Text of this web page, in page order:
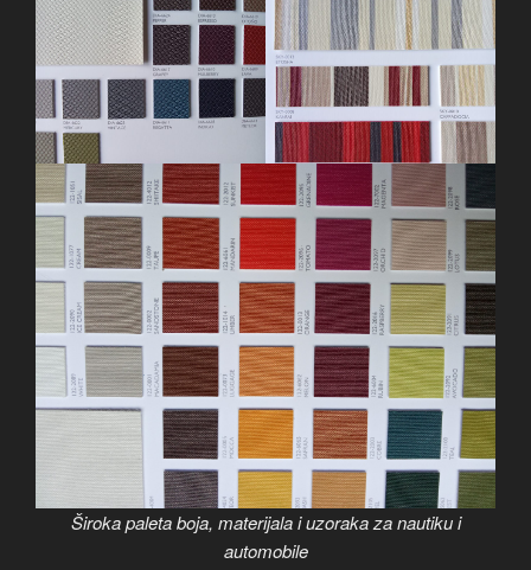
Široka paleta boja, materijala i uzoraka za nautiku i
automobile